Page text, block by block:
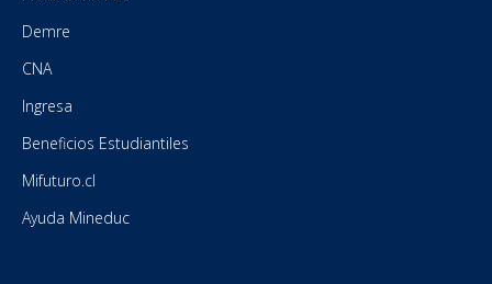
Demre
CNA
Ingresa
Beneficios Estudiantiles
Mifuturo.cl
Ayuda Mineduc